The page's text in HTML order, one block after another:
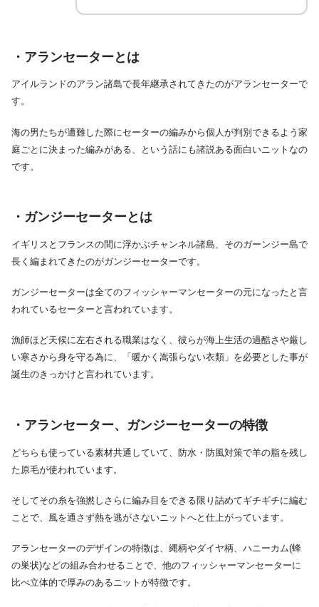
・アランセーターとは
アイルランドのアラン諸島で長年継承されてきたのがアランセーターで
す。
海の男たちが遭難した際にセーターの編みから個人が判別できるよう家
庭ごとに決まった編みがある、という話にも諸説ある面白いニットなの
です。
・ガンジーセーターとは
イギリスとフランスの間に浮かぶチャンネル諸島、そのガーンジー島で
長く編まれてきたのがガンジーセーターです。
ガンジーセーターは全てのフィッシャーマンセーターの元になったと言
われているセーターと言われています。
漁師ほど天候に左右される職業はなく、彼らが海上生活の過酷さや厳し
い寒さから身を守る為に、「暖かく嵩張らない衣類」を必要とした事が
誕生のきっかけと言われています。
・アランセーター、ガンジーセーターの特徴
どちらも使っている素材共通していて、防水・防風対策で羊の脂を残し
た原毛が使われています。
そしてその糸を強撚しさらに編み目をできる限り詰めてギチギチに編む
ことで、風を通さず熱を逃がさないニットへと仕上がっています。
アランセーターのデザインの特徴は、縄柄やダイヤ柄、ハニーカム(蜂
の巣状)などの組み合わせることで、他のフィッシャーマンセーターに
比べ立体的で厚みのあるニットが特徴です。